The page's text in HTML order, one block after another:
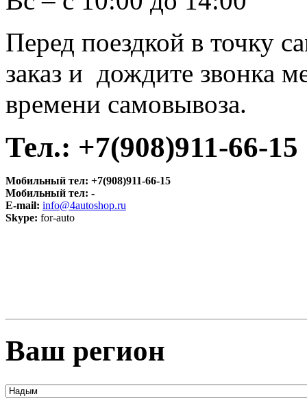
Перед поездкой в точку
заказ и дождите звонка
времени самовывоза.
Тел.: +7(908)911-66-15
Мобильный тел: +7(908)911-66-15
Мобильный тел: -
E-mail: info@4autoshop.ru
Skype: for-auto
Ваш регион